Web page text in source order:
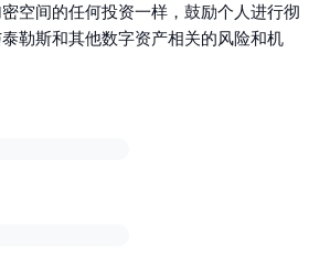
空间的任何投资一样，鼓励个人进行彻
勒斯和其他数字资产相关的风险和机